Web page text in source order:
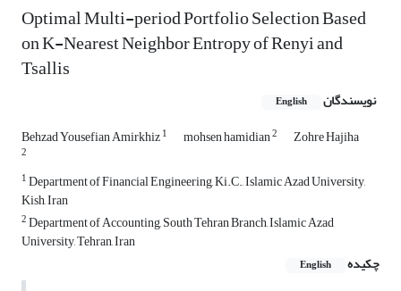
Optimal Multi-period Portfolio Selection Based
on K-Nearest Neighbor Entropy of Renyi and
Tsallis
نویسندگان English
Behzad Yousefian Amirkhiz1 mohsen hamidian2 Zohre Hajiha
2
1Department of Financial Engineering, Ki.C., Islamic Azad University,
Kish, Iran
2Department of Accounting, South Tehran Branch, Islamic Azad
University, Tehran, Iran
چکیده
English